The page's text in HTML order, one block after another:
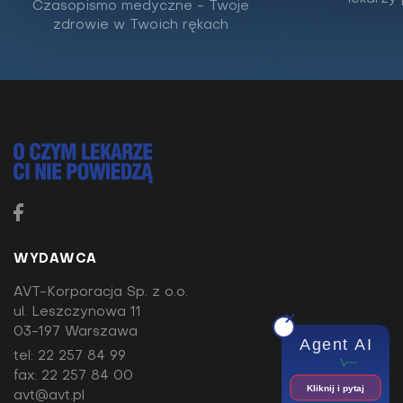
Masz ochotę na coś słodkiego, ale boisz się, że
będziesz musiała spalić te dodatkowe kalorie na
Ćwiczenia na równowagę z
Agent AI
Kliknij i pytaj
Czasopismo medyczne - Twoje
zdrowie w Twoich rękach
WYDAWCA
AVT-Korporacja Sp. z o.o.
ul. Leszczynowa 11
03-197 Warszawa
tel: 22 257 84 99
fax: 22 257 84 00
avt@avt.pl